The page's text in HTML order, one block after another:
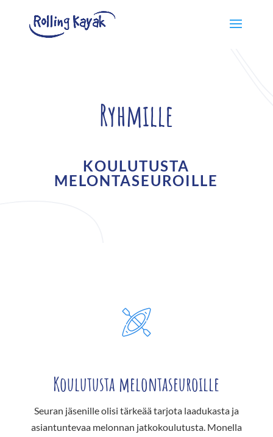
Ryhmille
KOULUTUSTA
MELONTASEUROILLE
Koulutusta melontaseuroille
Seuran jäsenille olisi tärkeää tarjota laadukasta ja
asiantuntevaa melonnan jatkokoulutusta. Monella